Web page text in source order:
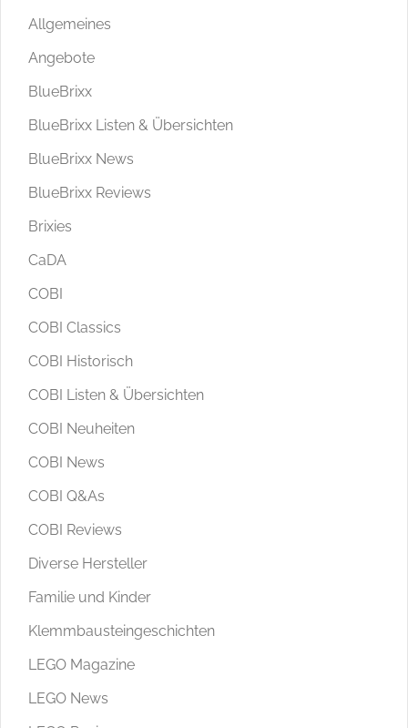
Allgemeines
Angebote
BlueBrixx
BlueBrixx Listen & Übersichten
BlueBrixx News
BlueBrixx Reviews
Brixies
CaDA
COBI
COBI Classics
COBI Historisch
COBI Listen & Übersichten
COBI Neuheiten
COBI News
COBI Q&As
COBI Reviews
Diverse Hersteller
Familie und Kinder
Klemmbausteingeschichten
LEGO Magazine
LEGO News